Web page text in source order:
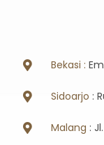
Bekasi :
Sidoarjo :
Malang :